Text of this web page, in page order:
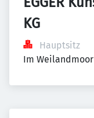
KG
Hauptsitz
Im